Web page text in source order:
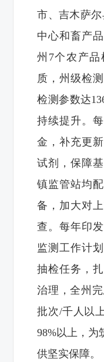
市、吉木萨
中心和畜产
州7个农产品
质，州级检
检测参数达
持续提升。
金，补充更
试剂，保障
镇监管站均
备，加大对
查。每年印
监测工作计
抽检任务，
治理，全州
批次/千人以
98%以上，为
供坚实保障。